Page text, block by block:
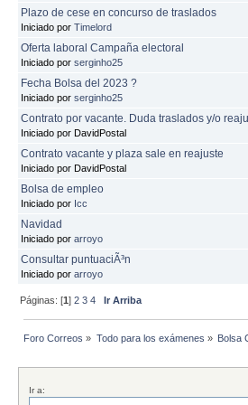
Plazo de cese en concurso de traslados
Iniciado por Timelord
Oferta laboral Campaña electoral
Iniciado por serginho25
Fecha Bolsa del 2023 ?
Iniciado por serginho25
Contrato por vacante. Duda traslados y/o
Iniciado por DavidPostal
Contrato vacante y plaza sale en reajuste
Iniciado por DavidPostal
Bolsa de empleo
Iniciado por Icc
Navidad
Iniciado por arroyo
Consultar puntuaciÃ³n
Iniciado por arroyo
Páginas: [1]2 3 4 Ir Arriba
Foro Correos » Todo para los exámenes » Bolsa
Ir a: